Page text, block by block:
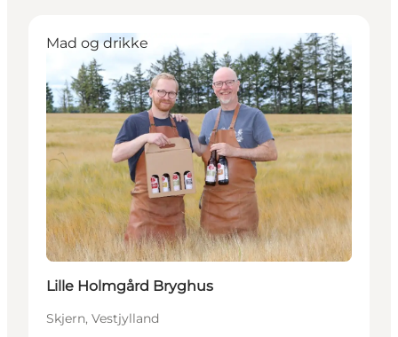
Mad og drikke
Lille Holmgård Bryghus
Skjern, Vestjylland